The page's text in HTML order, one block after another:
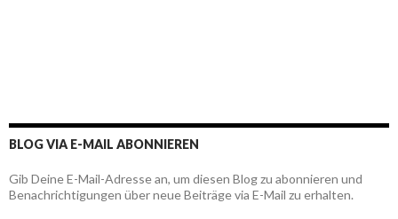
BLOG VIA E-MAIL ABONNIEREN
Gib Deine E-Mail-Adresse an, um diesen Blog zu abonnieren und
Benachrichtigungen über neue Beiträge via E-Mail zu erhalten.